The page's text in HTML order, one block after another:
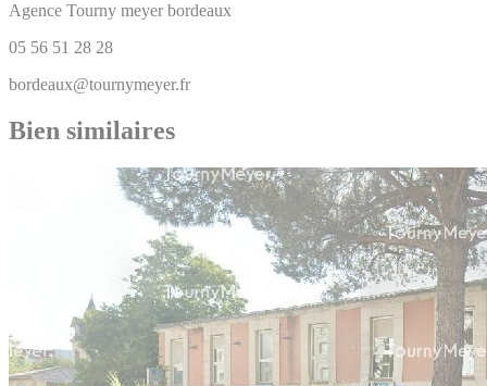
Agence Tourny meyer bordeaux
05 56 51 28 28
bordeaux@tournymeyer.fr
Bien similaires